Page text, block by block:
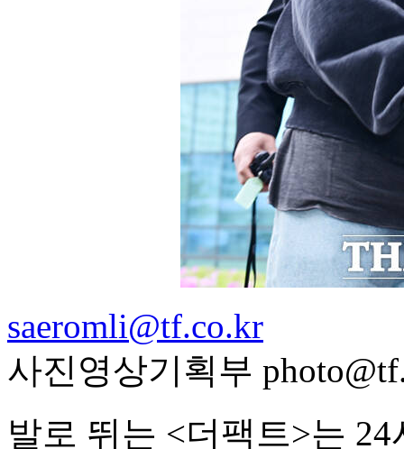
saeromli@tf.co.kr
사진영상기획부
발로 뛰는 <더팩트>는